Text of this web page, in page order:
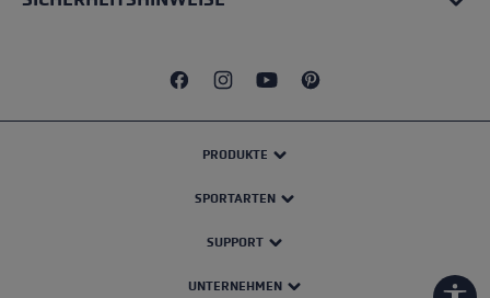
PRODUKTE
SPORTARTEN
SUPPORT
UNTERNEHMEN